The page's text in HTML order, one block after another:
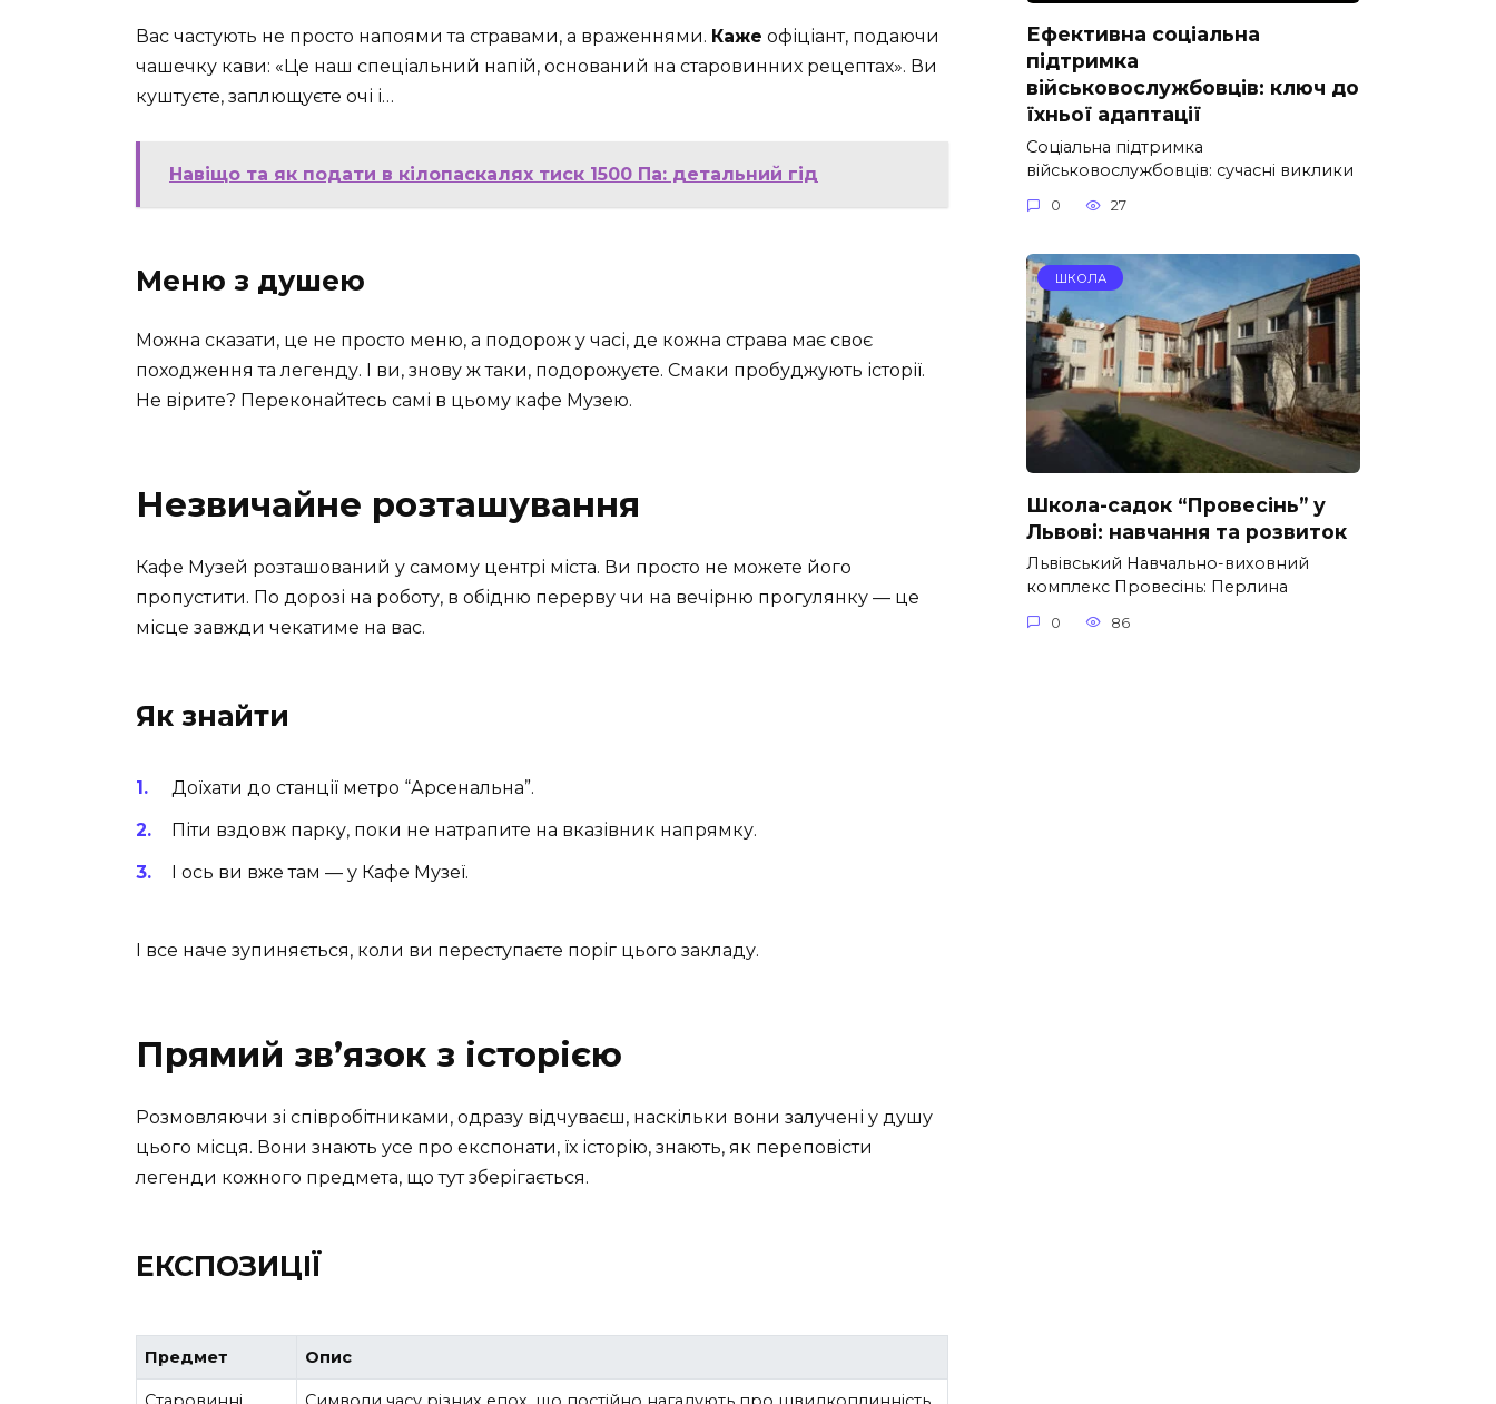
Вас частують не просто напоями та стравами, а враженнями. Каже офіціант, подаючи
чашечку кави: «Це наш спеціальний напій, оснований на старовинних рецептах». Ви
куштуєте, заплющуєте очі і…
Навіщо та як подати в кілопаскалях тиск 1500 Па: детальний гід
Меню з душею
Можна сказати, це не просто меню, а подорож у часі, де кожна страва має своє
походження та легенду. І ви, знову ж таки, подорожуєте. Смаки пробуджують історії.
Не вірите? Переконайтесь самі в цьому кафе Музею.
Незвичайне розташування
Кафе Музей розташований у самому центрі міста. Ви просто не можете його
пропустити. По дорозі на роботу, в обідню перерву чи на вечірню прогулянку — це
місце завжди чекатиме на вас.
Як знайти
Доїхати до станції метро “Арсенальна”.
Піти вздовж парку, поки не натрапите на вказівник напрямку.
І ось ви вже там — у Кафе Музеї.
І все наче зупиняється, коли ви переступаєте поріг цього закладу.
Прямий зв’язок з історією
Розмовляючи зі співробітниками, одразу відчуваєш, наскільки вони залучені у душу
цього місця. Вони знають усе про експонати, їх історію, знають, як переповісти
легенди кожного предмета, що тут зберігається.
ЕКСПОЗИЦІЇ
Предмет Опис
Ефективна соціальна
підтримка
військовослужбовців: ключ до
їхньої адаптації
Соціальна підтримка
військовослужбовців: сучасні виклики
0 27
ШКОЛА
Школа-садок “Провесінь” у
Львові: навчання та розвиток
Львівський Навчально-виховний
комплекс Провесінь: Перлина
0 86